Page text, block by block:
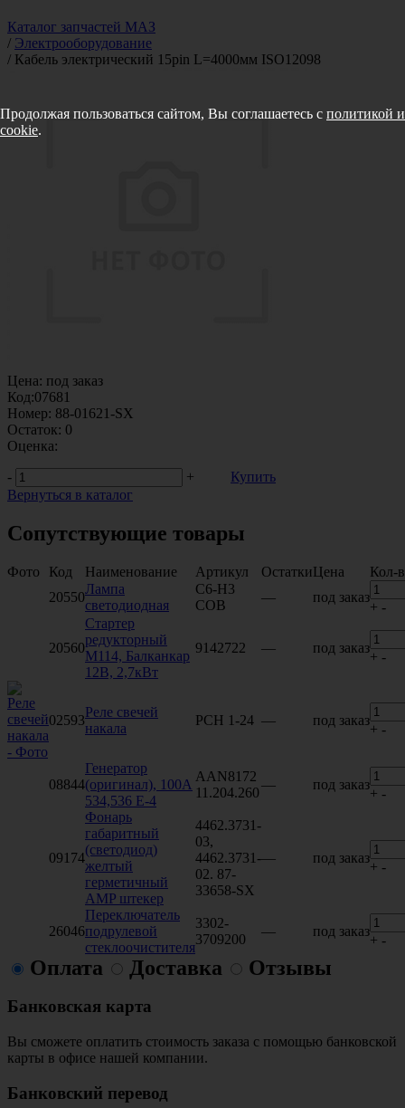
Каталог запчастей МАЗ
/ Электрооборудование
/ Кабель электрический 15pin L=4000мм ISO12098
Цена: под заказ
Код:07681
Номер: 88-01621-SX
Остаток: 0
Оценка:
-
+
Купить
Вернуться в каталог
Сопутствующие товары
Фото Код Наименование Артикул ОстаткиЦена
Кол-
20550
Лампа
светодиодная
C6-H3
COB
— под заказ
+ -
20560
Стартер
редукторный
М114, Балканкар
12В, 2,7кВт
9142722 — под заказ
+ -
02593
Реле свечей
накала
РСН 1-24 — под заказ
+ -
08844
Генератор
(оригинал), 100А
534,536 Е-4
AAN8172
11.204.260
— под заказ
+ -
09174
Фонарь
габаритный
(светодиод)
желтый
герметичный
AMP штекер
4462.3731-
03,
4462.3731-
02. 87-
33658-SX
— под заказ
+ -
26046
Переключатель
подрулевой
стеклоочистителя
3302-
3709200
— под заказ
+ -
Оплата Доставка Отзывы
Банковская карта
Вы сможете оплатить стоимость заказа с помощью банковской
карты в офисе нашей компании.
Банковский перевод
Продолжая пользоваться сайтом, Вы соглашаетесь с политикой
cookie.